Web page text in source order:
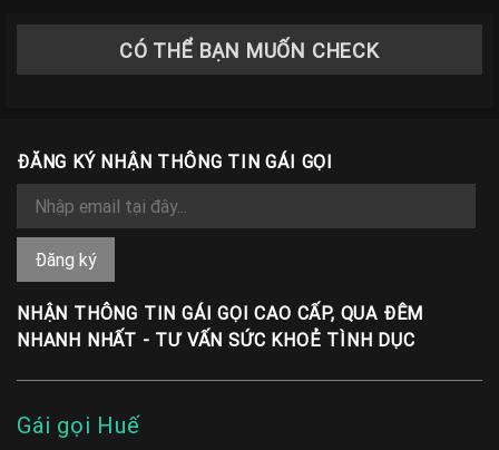
CÓ THỂ BẠN MUỐN CHECK
ĐĂNG KÝ NHẬN THÔNG TIN GÁI GỌI
NHẬN THÔNG TIN GÁI GỌI CAO CẤP, QUA ĐÊM
NHANH NHẤT - TƯ VẤN SỨC KHOẺ TÌNH DỤC
Gái gọi Huế